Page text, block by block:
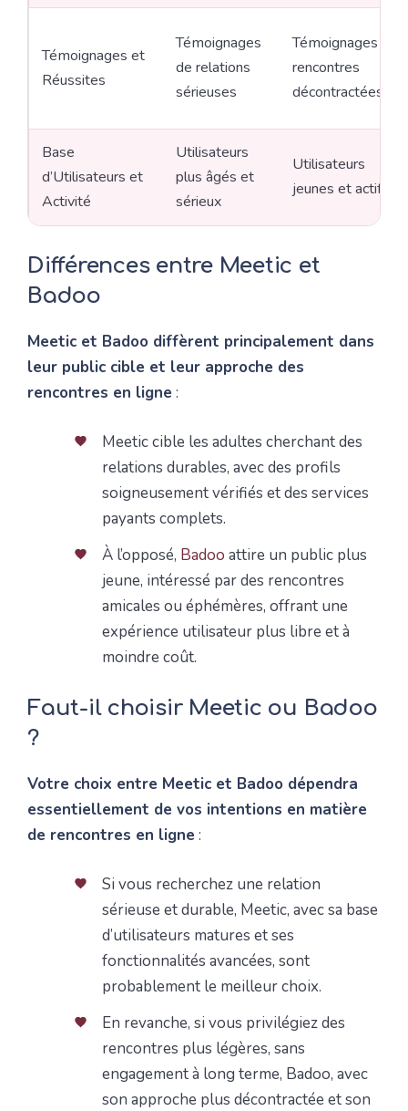
Témoignages et
Réussites
Témoignages
de relations
sérieuses
Témoignages de
rencontres
décontractées
Base
d’Utilisateurs et
Activité
Utilisateurs
plus âgés et
sérieux
Utilisateurs
jeunes et actifs
Différences entre Meetic et
Badoo
Meetic et Badoo diffèrent principalement dans
leur public cible et leur approche des
rencontres en ligne :
Meetic cible les adultes cherchant des
relations durables, avec des profils
soigneusement vérifiés et des services
payants complets.
À l’opposé, Badoo attire un public plus
jeune, intéressé par des rencontres
amicales ou éphémères, offrant une
expérience utilisateur plus libre et à
moindre coût.
Faut-il choisir Meetic ou Badoo
?
Votre choix entre Meetic et Badoo dépendra
essentiellement de vos intentions en matière
de rencontres en ligne :
Si vous recherchez une relation
sérieuse et durable, Meetic, avec sa base
d’utilisateurs matures et ses
fonctionnalités avancées, sont
probablement le meilleur choix.
En revanche, si vous privilégiez des
rencontres plus légères, sans
engagement à long terme, Badoo, avec
son approche plus décontractée et son